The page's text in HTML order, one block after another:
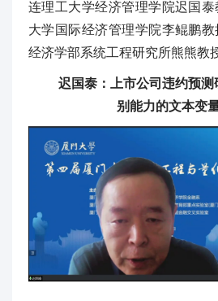
连理工大学经济管理学院迟国
大学国际经济管理学院李鲲鹏
经济学部系统工程研究所熊熊教
迟国泰：上市公司违约预
别能力的文本变